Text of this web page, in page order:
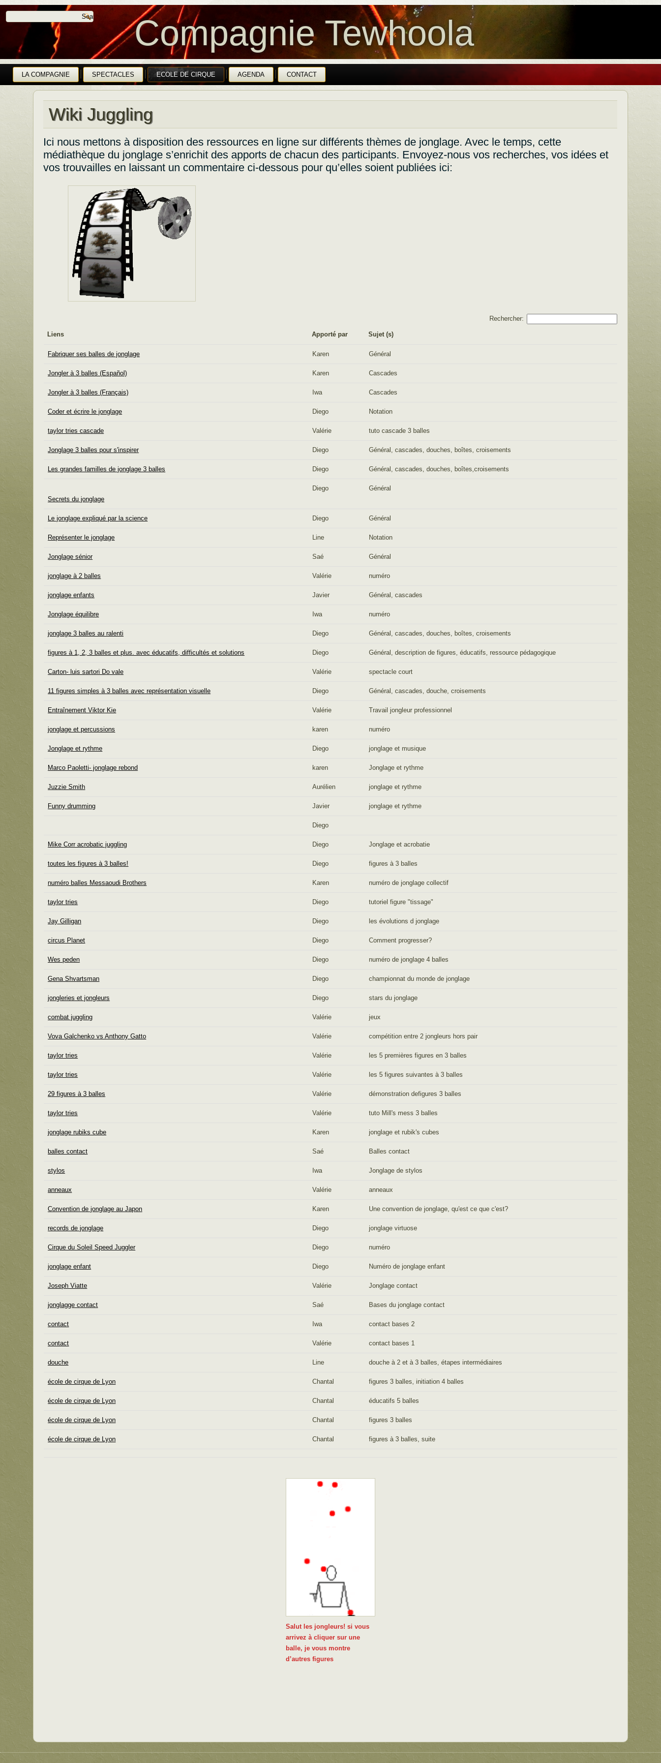
Compagnie Tewhoola
LA COMPAGNIE SPECTACLES ECOLE DE CIRQUE AGENDA CONTACT
Wiki Juggling
Ici nous mettons à disposition des ressources en ligne sur différents thèmes de jonglage. Avec le temps, cette
médiathèque du jonglage s’enrichit des apports de chacun des participants. Envoyez-nous vos recherches, vos idées et
vos trouvailles en laissant un commentaire ci-dessous pour qu’elles soient publiées ici:
Rechercher:
Liens Apporté par Sujet (s)
Liens Apporté par Sujet (s)
Fabriquer ses balles de jonglage Karen Général
Jongler à 3 balles (Español) Karen Cascades
Jongler à 3 balles (Français) Iwa Cascades
Coder et écrire le jonglage Diego Notation
taylor tries cascade Valérie tuto cascade 3 balles
Jonglage 3 balles pour s'inspirer Diego Général, cascades, douches, boîtes, croisements
Les grandes familles de jonglage 3 balles Diego Général, cascades, douches, boîtes,croisements
Secrets du jonglage
Diego Général
Le jonglage expliqué par la science Diego Général
Représenter le jonglage Line Notation
Jonglage sénior Saé Général
jonglage à 2 balles Valérie numéro
jonglage enfants Javier Général, cascades
Jonglage équilibre Iwa numéro
jonglage 3 balles au ralenti Diego Général, cascades, douches, boîtes, croisements
figures à 1, 2, 3 balles et plus. avec éducatifs, difficultés et solutions Diego Général, description de figures, éducatifs, ressource pédagogique
Carton- luis sartori Do vale Valérie spectacle court
11 figures simples à 3 balles avec représentation visuelle Diego Général, cascades, douche, croisements
Entraînement Viktor Kie Valérie Travail jongleur professionnel
jonglage et percussions karen numéro
Jonglage et rythme Diego jonglage et musique
Marco Paoletti- jonglage rebond karen Jonglage et rythme
Juzzie Smith Aurélien jonglage et rythme
Funny drumming Javier jonglage et rythme
Diego
Mike Corr acrobatic juggling Diego Jonglage et acrobatie
toutes les figures à 3 balles! Diego figures à 3 balles
numéro balles Messaoudi Brothers Karen numéro de jonglage collectif
taylor tries Diego tutoriel figure "tissage"
Jay Gilligan Diego les évolutions d jonglage
circus Planet Diego Comment progresser?
Wes peden Diego numéro de jonglage 4 balles
Gena Shvartsman Diego championnat du monde de jonglage
jongleries et jongleurs Diego stars du jonglage
combat juggling Valérie jeux
Vova Galchenko vs Anthony Gatto Valérie compétition entre 2 jongleurs hors pair
taylor tries Valérie les 5 premières figures en 3 balles
taylor tries Valérie les 5 figures suivantes à 3 balles
29 figures à 3 balles Valérie démonstration defigures 3 balles
taylor tries Valérie tuto Mill's mess 3 balles
jonglage rubiks cube Karen jonglage et rubik's cubes
balles contact Saé Balles contact
stylos Iwa Jonglage de stylos
anneaux Valérie anneaux
Convention de jonglage au Japon Karen Une convention de jonglage, qu'est ce que c'est?
records de jonglage Diego jonglage virtuose
Cirque du Soleil Speed Juggler Diego numéro
jonglage enfant Diego Numéro de jonglage enfant
Joseph Viatte Valérie Jonglage contact
jonglagge contact Saé Bases du jonglage contact
contact Iwa contact bases 2
contact Valérie contact bases 1
douche Line douche à 2 et à 3 balles, étapes intermédiaires
école de cirque de Lyon Chantal figures 3 balles, initiation 4 balles
école de cirque de Lyon Chantal éducatifs 5 balles
école de cirque de Lyon Chantal figures 3 balles
école de cirque de Lyon Chantal figures à 3 balles, suite
Salut les jongleurs! si vous
arrivez à cliquer sur une
balle, je vous montre
d’autres figures